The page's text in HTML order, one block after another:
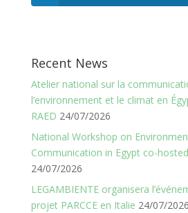
Recent News
Atelier national sur la
l’environnement et le climat en
RAED 24/07/2026
National Workshop on
Communication in Egypt co-
24/07/2026
LEGAMBIENTE organisera
projet PARCCE en Italie 24/07/2026